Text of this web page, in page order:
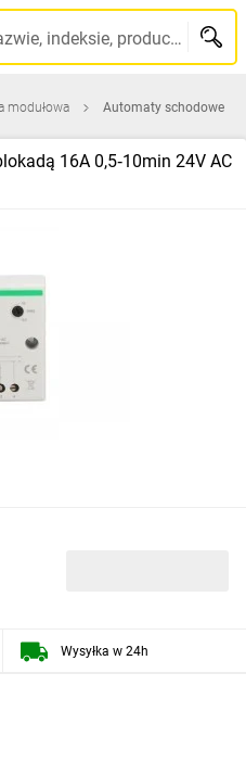
Szukaj po nazwie, indeksie, producencie, kodzie kreskowym...
modułowa Automaty schodowe
16A 0,5‑10min 24V AC
Wysyłka w 24h